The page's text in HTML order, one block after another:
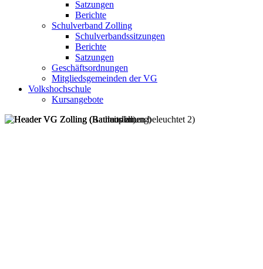
Satzungen
Berichte
Schulverband Zolling
Schulverbandssitzungen
Berichte
Satzungen
Geschäftsordnungen
Mitgliedsgemeinden der VG
Volkshochschule
Kursangebote